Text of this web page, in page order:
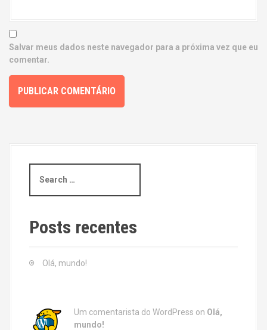
Salvar meus dados neste navegador para a próxima vez que eu
comentar.
a
c
h
Posts recentes
Olá, mundo!
Um comentarista do WordPress on Olá,
mundo!